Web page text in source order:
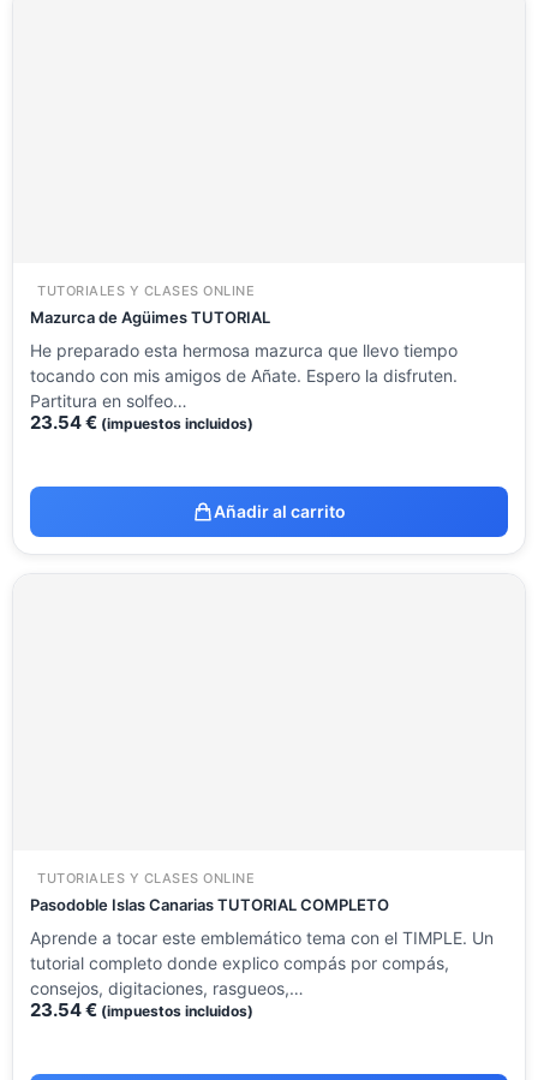
TUTORIALES Y CLASES ONLINE
Mazurca de Agüimes TUTORIAL
He preparado esta hermosa mazurca que llevo tiempo
tocando con mis amigos de Añate. Espero la disfruten.
Partitura en solfeo…
23.54€ (impuestos incluidos)
Añadir al carrito
TUTORIALES Y CLASES ONLINE
Pasodoble Islas Canarias TUTORIAL COMPLETO
Aprende a tocar este emblemático tema con el TIMPLE. Un
tutorial completo donde explico compás por compás,
consejos, digitaciones, rasgueos,…
23.54€ (impuestos incluidos)